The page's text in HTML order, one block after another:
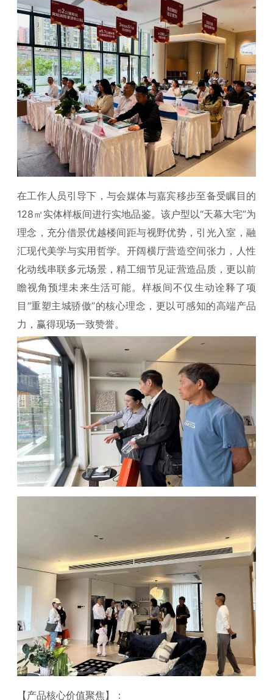
在工作人员引导下，与会媒体与嘉宾移步至备受瞩目的
128㎡实体样板间进行实地品鉴。该户型以“天幕大宅”为
理念，充分借景优越楼间距与视野优势，引光入室，融
汇现代美学与实用哲学。开阔横厅营造空间张力，人性
化动线串联多元场景，精工细节见证营造品质，更以前
瞻视角预埋未来生活可能。样板间不仅生动诠释了项
目“重塑主城骄傲”的核心理念，更以可感知的高端产品
力，赢得现场一致赞誉。
【产品核心价值聚焦】：